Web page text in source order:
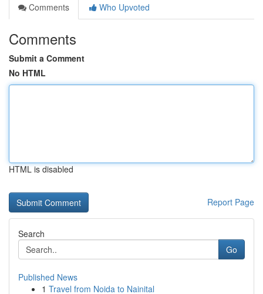
Comments
Who Upvoted
Comments
Submit a Comment
No HTML
HTML is disabled
Report Page
Search
Go
Published News
1 Travel from Noida to Nainital